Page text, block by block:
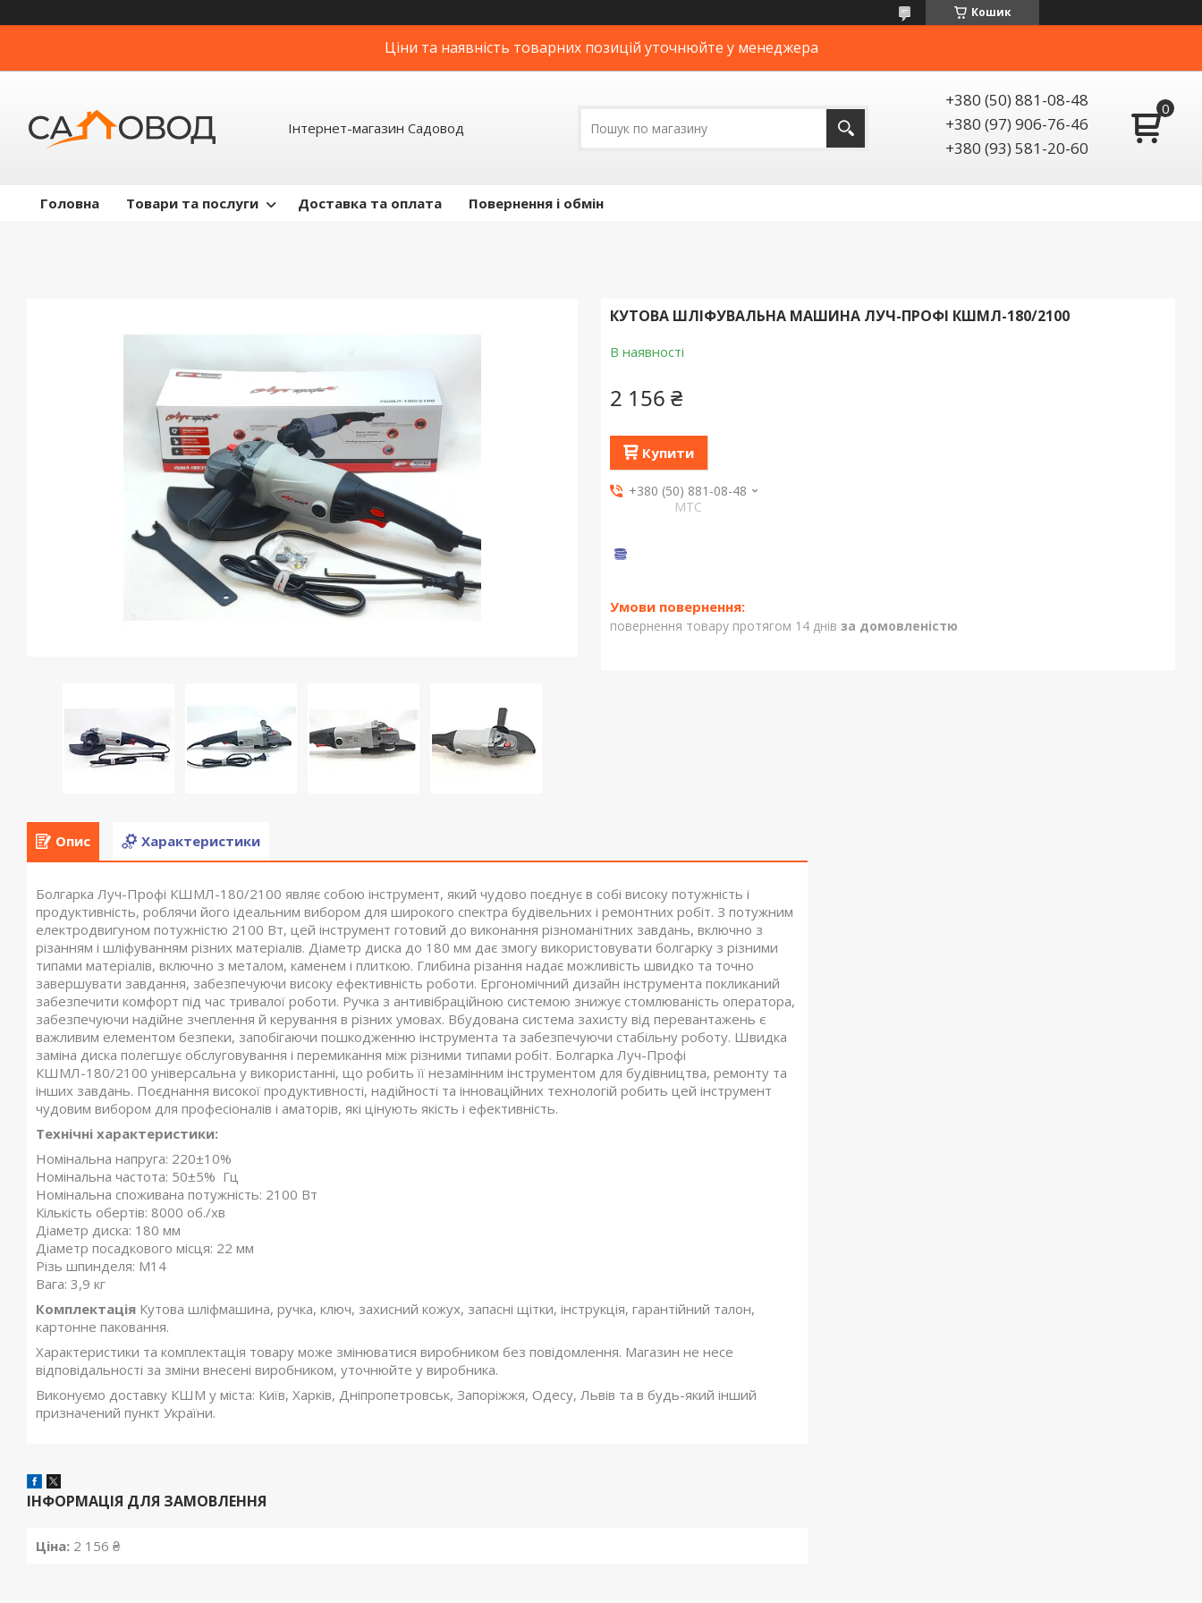
Кошик
Ціни та наявність товарних позицій уточнюйте у менеджера
Інтернет-магазин Садовод
+380 (50) 881-08-48
+380 (97) 906-76-46
+380 (93) 581-20-60
Головна Товари та послуги Доставка та оплата Повернення і обмін
КУТОВА ШЛІФУВАЛЬНА МАШИНА ЛУЧ-ПРОФІ КШМЛ-180/2100
В наявності
2 156 ₴
Купити
+380 (50) 881-08-48
МТС
повернення товару протягом 14 днів за домовленістю
Опис Характеристики
Болгарка Луч-Профі КШМЛ-180/2100 являє собою інструмент, який чудово поєднує в собі високу потужність і
продуктивність, роблячи його ідеальним вибором для широкого спектра будівельних і ремонтних робіт. З потужним
електродвигуном потужністю 2100 Вт, цей інструмент готовий до виконання різноманітних завдань, включно з
різанням і шліфуванням різних матеріалів. Діаметр диска до 180 мм дає змогу використовувати болгарку з різними
типами матеріалів, включно з металом, каменем і плиткою. Глибина різання надає можливість швидко та точно
завершувати завдання, забезпечуючи високу ефективність роботи. Ергономічний дизайн інструмента покликаний
забезпечити комфорт під час тривалої роботи. Ручка з антивібраційною системою знижує стомлюваність оператора,
забезпечуючи надійне зчеплення й керування в різних умовах. Вбудована система захисту від перевантажень є
важливим елементом безпеки, запобігаючи пошкодженню інструмента та забезпечуючи стабільну роботу. Швидка
заміна диска полегшує обслуговування і перемикання між різними типами робіт. Болгарка Луч-Профі
КШМЛ-180/2100 універсальна у використанні, що робить її незамінним інструментом для будівництва, ремонту та
інших завдань. Поєднання високої продуктивності, надійності та інноваційних технологій робить цей інструмент
чудовим вибором для професіоналів і аматорів, які цінують якість і ефективність.
Технічні характеристики:
Номінальна напруга: 220±10%
Номінальна частота: 50±5% Гц
Номінальна споживана потужність: 2100 Вт
Кількість обертів: 8000 об./хв
Діаметр диска: 180 мм
Діаметр посадкового місця: 22 мм
Різь шпинделя: M14
Вага: 3,9 кг
Комплектація Кутова шліфмашина, ручка, ключ, захисний кожух, запасні щітки, інструкція, гарантійний талон,
картонне паковання.
Характеристики та комплектація товару може змінюватися виробником без повідомлення. Магазин не несе
відповідальності за зміни внесені виробником, уточнюйте у виробника.
Виконуємо доставку КШМ у міста: Київ, Харків, Дніпропетровськ, Запоріжжя, Одесу, Львів та в будь-який інший
призначений пункт України.
ІНФОРМАЦІЯ ДЛЯ ЗАМОВЛЕННЯ
Ціна: 2 156 ₴